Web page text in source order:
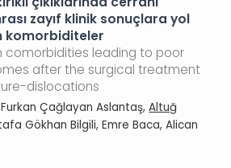
zayıf klinik sonuçlara yol
komorbiditeler
comorbidities leading to poor
after the surgical treatment
dislocations
Furkan Çağlayan Aslantaş,Altuğ
Gökhan Bilgili, Emre Baca, Alican